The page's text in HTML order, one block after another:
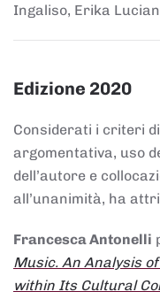
Ingaliso, Erika
Edizione 2020
Considerati i criteri
argomentativa, uso
dell’autore e
all’unanimità, ha
Francesca Antonelli
Music. An Analysis
within Its Cultural